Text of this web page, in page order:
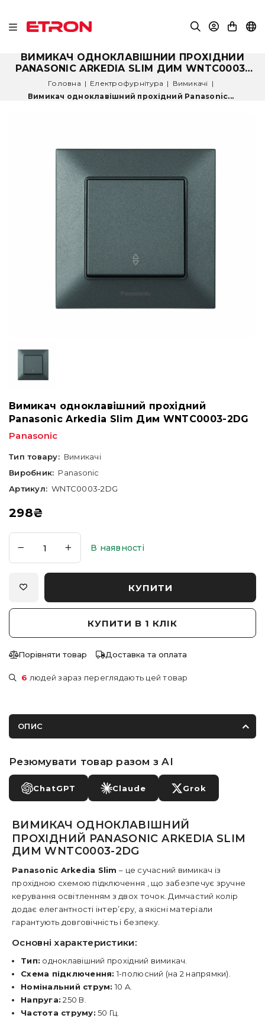
ВИМИКАЧ ОДНОКЛАВІШНИЙ ПРОХІДНИЙ
PANASONIC ARKEDIA SLIM ДИМ WNTC0003-
2DG
Головна | Електрофурнітура | Вимикачі |
Вимикач одноклавішний прохідний Panasonic...
Вимикач одноклавішний прохідний
Panasonic Arkedia Slim Дим WNTC0003-2DG
Panasonic
Тип товару: Вимикачі
Виробник: Panasonic
Артикул: WNTC0003-2DG
298₴
В наявності
КУПИТИ
КУПИТИ В 1 КЛІК
Порівняти товар Доставка та оплата
6 людей зараз переглядають цей товар
ОПИС
Резюмувати товар разом з AI
ChatGPT Claude Grok
ВИМИКАЧ ОДНОКЛАВІШНИЙ
ПРОХІДНИЙ PANASONIC ARKEDIA SLIM
ДИМ WNTC0003-2DG
Panasonic Arkedia Slim – це сучасний вимикач із
прохідною схемою підключення , що забезпечує зручне
керування освітленням з двох точок. Димчастий колір
додає елегантності інтер’єру, а якісні матеріали
гарантують довговічність і безпеку.
Основні характеристики:
Тип: одноклавішний прохідний вимикач.
Схема підключення: 1-полюсний (на 2 напрямки).
Номінальний струм: 10 A.
Напруга: 250 В.
Частота струму: 50 Гц.